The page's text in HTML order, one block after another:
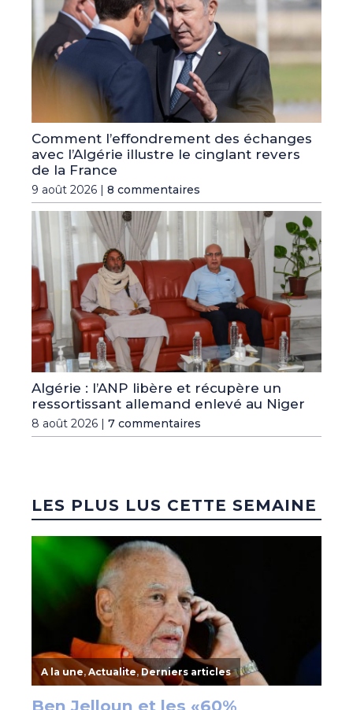
Comment l’effondrement des échanges
avec l’Algérie illustre le cinglant revers
de la France
9 août 2026 | 8 commentaires
Algérie : l’ANP libère et récupère un
ressortissant allemand enlevé au Niger
8 août 2026 | 7 commentaires
LES PLUS LUS CETTE SEMAINE